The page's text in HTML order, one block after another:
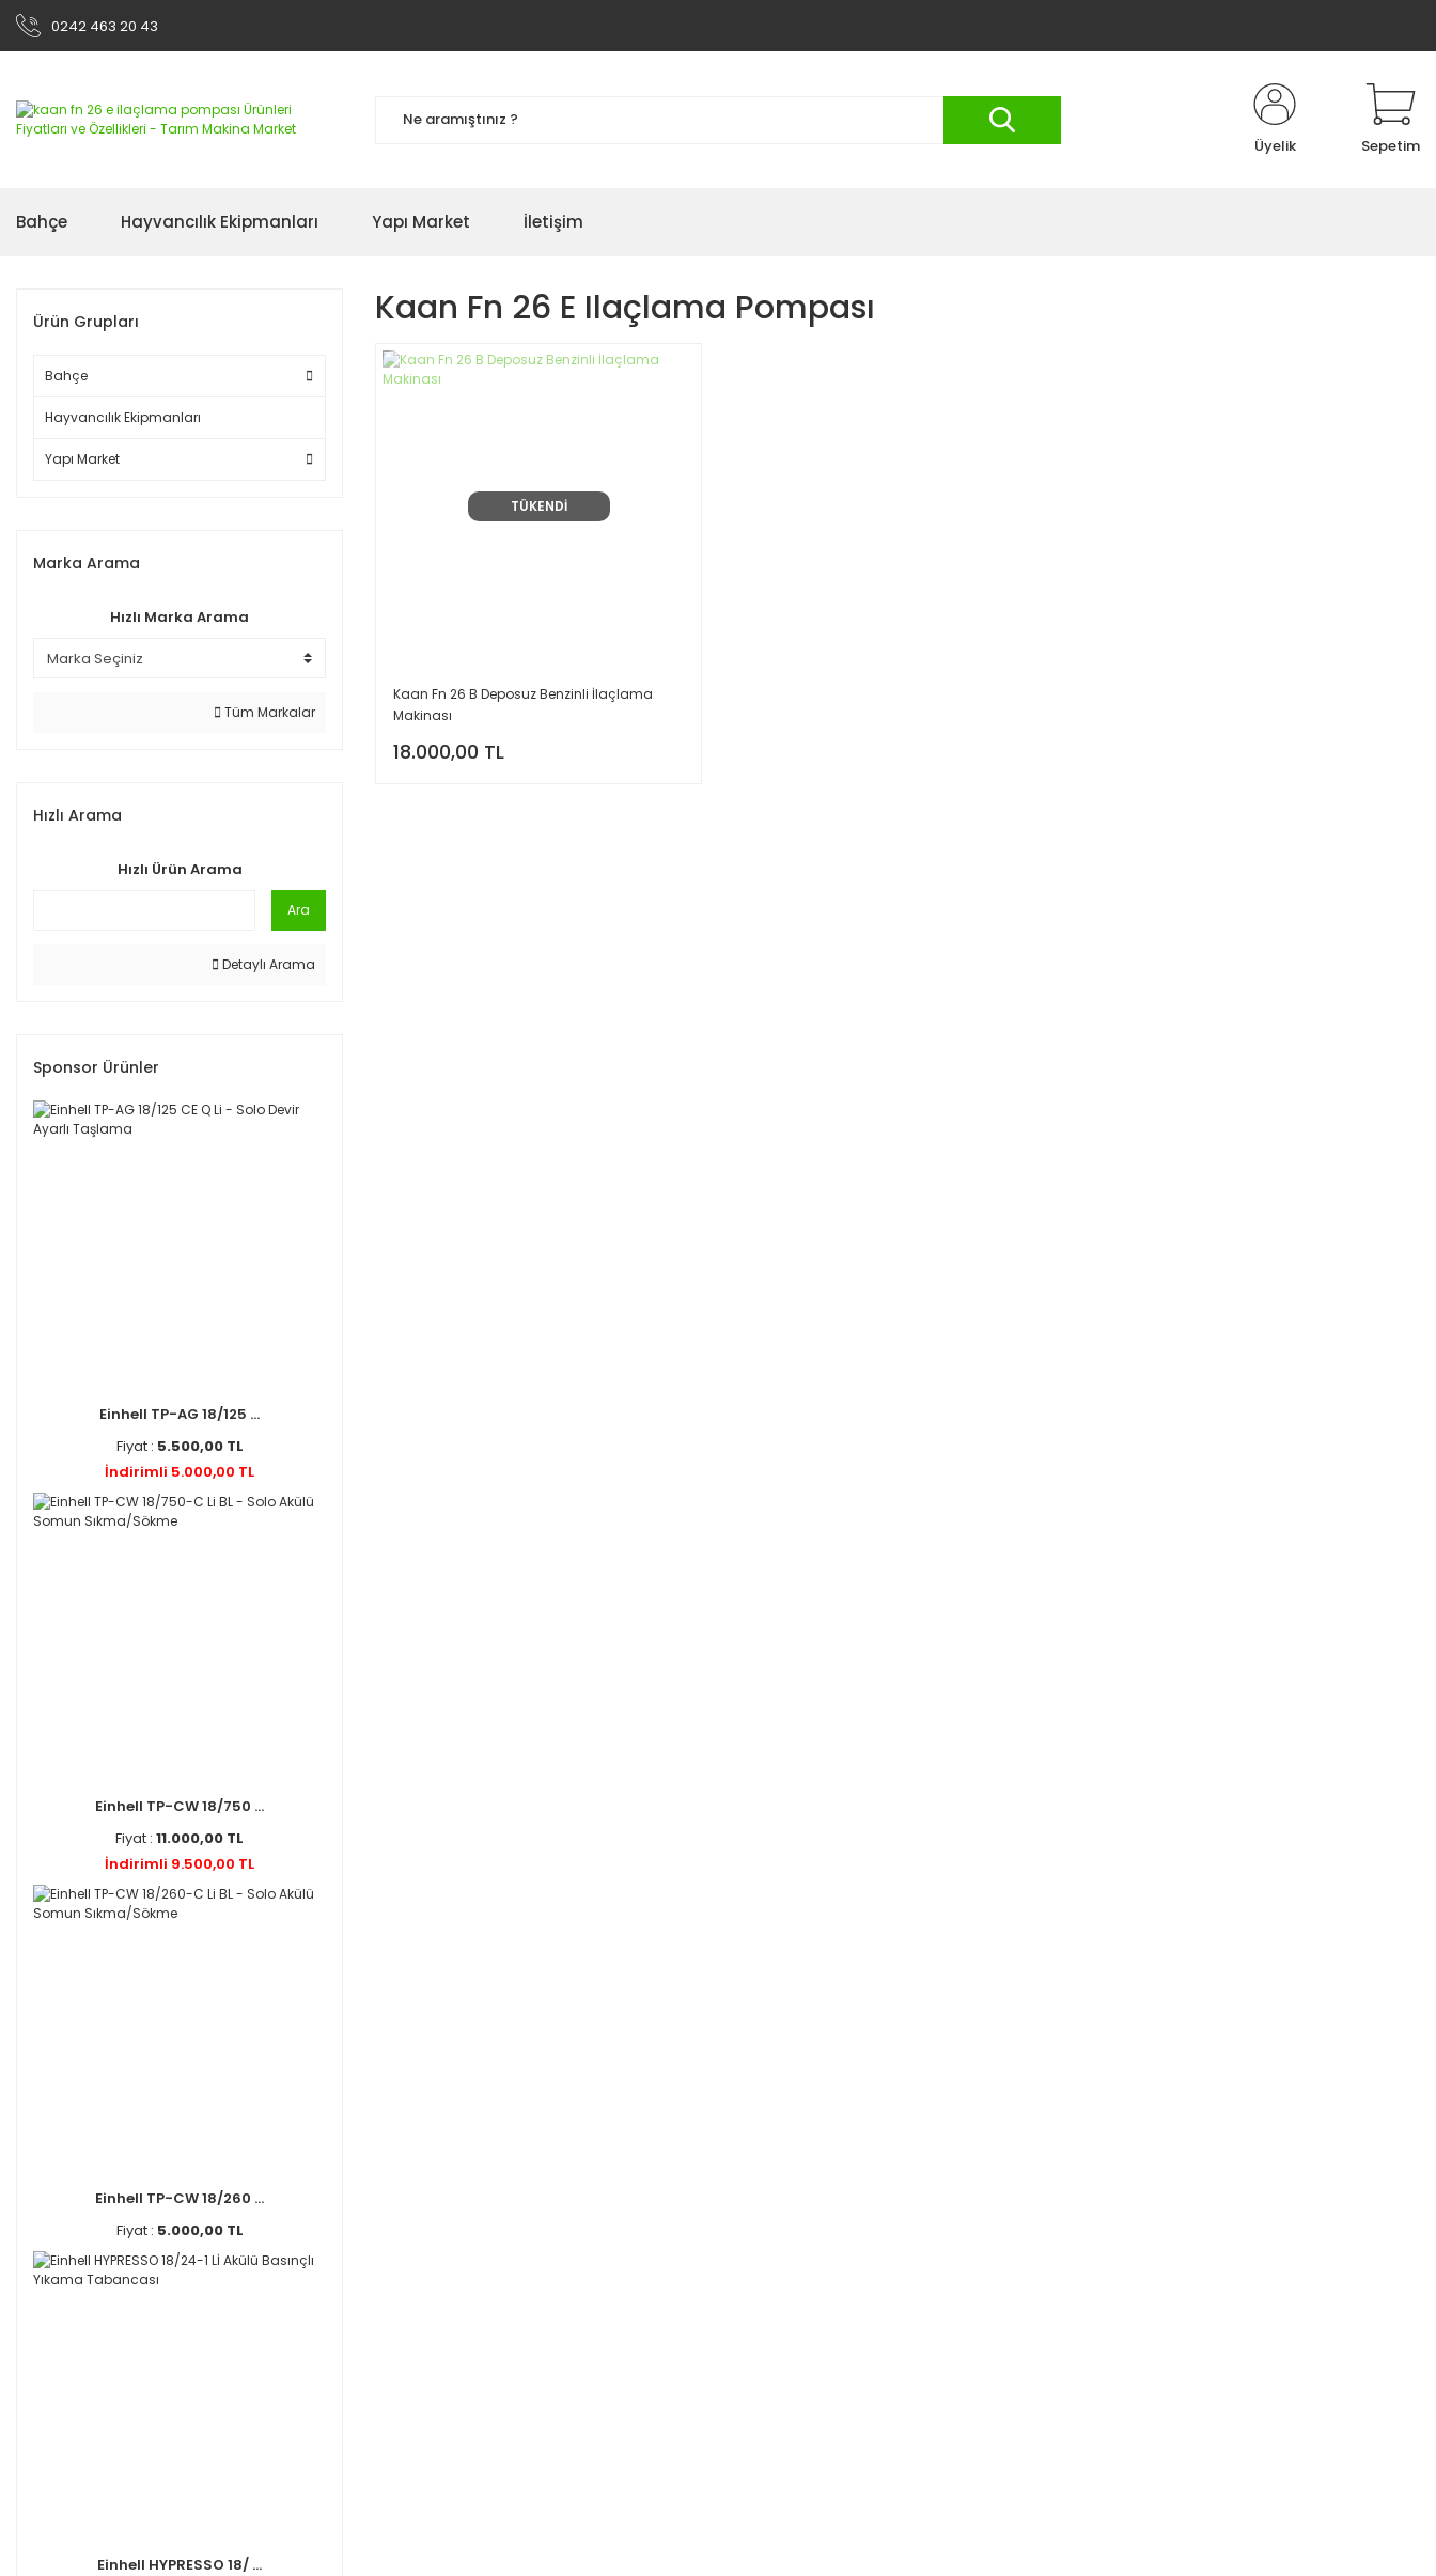
0242 463 20 43
Üyelik Sepetim
Bahçe Hayvancılık Ekipmanları Yapı Market İletişim
Ürün Grupları
Bahçe
Hayvancılık Ekipmanları
Yapı Market
Marka Arama
Hızlı Marka Arama
Tüm Markalar
Hızlı Arama
Hızlı Ürün Arama
Ara
Detaylı Arama
Sponsor Ürünler
Einhell TP-AG 18/125 ...
Fiyat : 5.500,00 TL
İndirimli 5.000,00 TL
Einhell TP-CW 18/750 ...
Fiyat : 11.000,00 TL
İndirimli 9.500,00 TL
Einhell TP-CW 18/260 ...
Fiyat : 5.000,00 TL
Einhell HYPRESSO 18/ ...
Kaan Fn 26 E Ilaçlama Pompası
TÜKENDİ
Kaan Fn 26 B Deposuz Benzinli İlaçlama
Makinası
18.000,00 TL